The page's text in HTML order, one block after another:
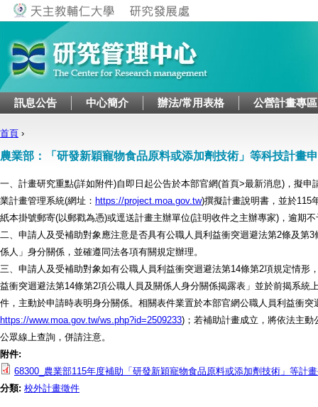
Jump to navigation
訊息公告 中心簡介 辦法/常用表格 公營計畫專區
您在這裡
首頁 ›
農業部：「研發新穎寵物食品原料或添加劑技術」等科技計畫
一、計畫研究重點(詳如附件)自即日起公告於本部官網(首頁>最新消息)，擬申
業計畫管理系統(網址： https://project.moa.gov.tw)撰擬計畫說明書，並於115
紙本掛號郵寄(以郵戳為憑)或逕送計畫主辦單位(註明收件之主辦專家)，逾期
二、申請人及受補助對象應注意是否具有公職人員利益衝突迴避法第2條及第
係人」身分關係，並確遵同法各項有關規定辦理。
三、申請人及受補助對象如有公職人員利益衝突迴避法第14條第2項規定情形
益衝突迴避法第14條第2項公職人員及關係人身分關係揭露表」並於前揭系統
件，主動於申請時表明身分關係。相關表件業置於本部官網公職人員利益衝突
https://www.moa.gov.tw/ws.php?id=2509233)；若補助計畫成立，將依法主動
公眾線上查詢，併請注意。
附件:
68300_農業部115年度補助「研發新穎寵物食品原料或添加劑技術」等計
分類: 校外計畫徵件